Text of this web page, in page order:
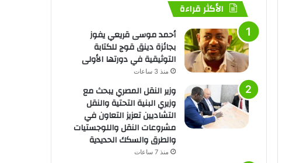
الأكثر قراءة
أحمد موسى قريعي يفوز
بجائزة دينق قوج للكتابة
التوثيقية في دورتها الأولى
منذ 3 ساعات
وزير النقل المصري يبحث مع
وزيري البنية التحتية والنقل
التشاديين تعزيز التعاون في
مشروعات النقل واللوجستيات
والطرق والسكك الحديدية
منذ 7 ساعات